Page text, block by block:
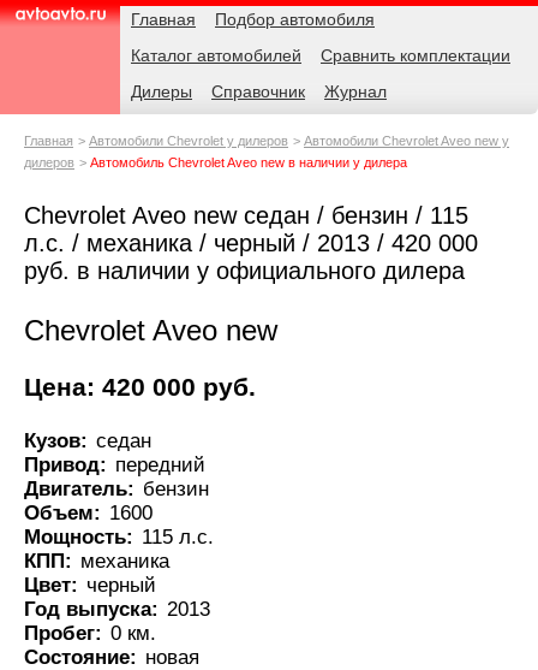
AvtoAvto.ru
Навигация Главная
Подбор автомобиля
Каталог автомобилей
Сравнить комплектации
Дилеры
Справочник Журнал
Родительские
Главная Автомобили Chevrolet у дилеров
Автомобили Chevrolet Aveo new у
дилеров
Автомобиль Chevrolet Aveo new в наличии у дилера
Chevrolet Aveo new седан / бензин / 115
л.с. / механика / черный / 2013 / 420 000
руб. в наличии у официального дилера
Chevrolet Aveo new
Цена: 420 000 руб.
Кузов: седан
Привод: передний
Двигатель: бензин
Объем: 1600
Мощность: 115 л.с.
КПП: механика
Цвет: черный
Год выпуска: 2013
Пробег: 0 км.
Состояние: новая